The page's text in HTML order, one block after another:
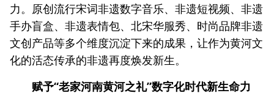
力。原创流行宋词非遗数字音乐、非遗短视频、非遗
手办盲盒、非遗表情包、北宋华服秀、时尚品牌非遗
文创产品等多个维度沉淀下来的成果，让作为黄河文
化的活态传承的非遗再度焕发新生。
赋予“老家河南黄河之礼”数字化时代新生命力